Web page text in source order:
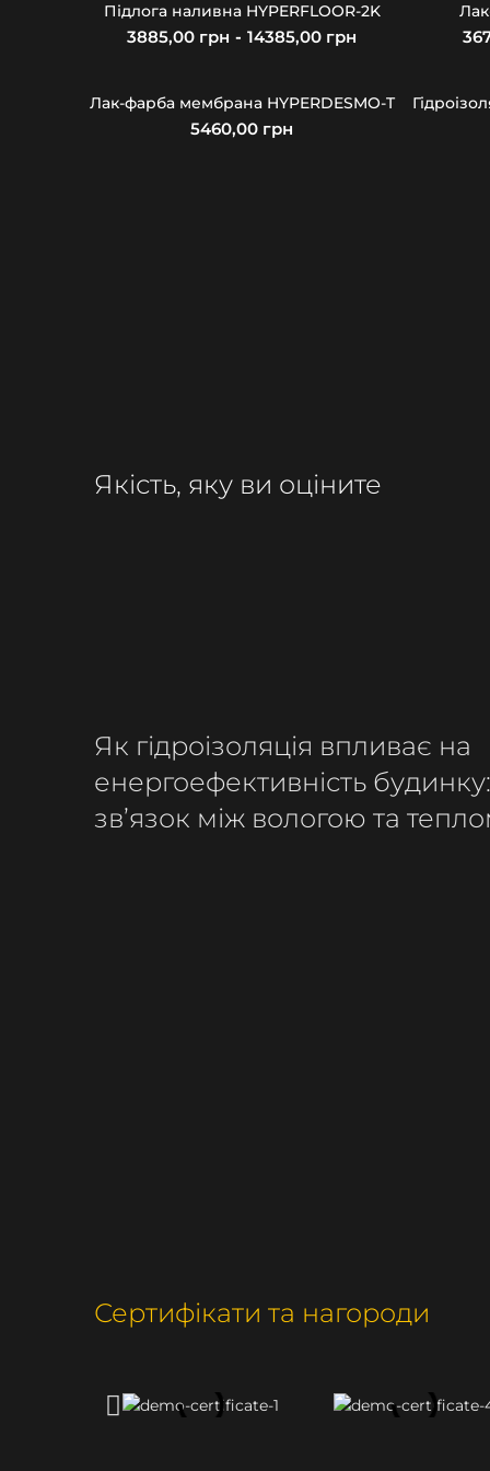
Підлога наливна HYPERFLOOR-2K
грн грн
Лак-фарба мембрана HYPERDESMO-T
грн
Якість, яку ви оціните
Як гідроізоляція впливає на
енергоефективність
зв’язок між вологою та
Сертифікати та нагороди